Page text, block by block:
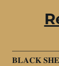
𝐁𝐋𝐀𝐂𝐊